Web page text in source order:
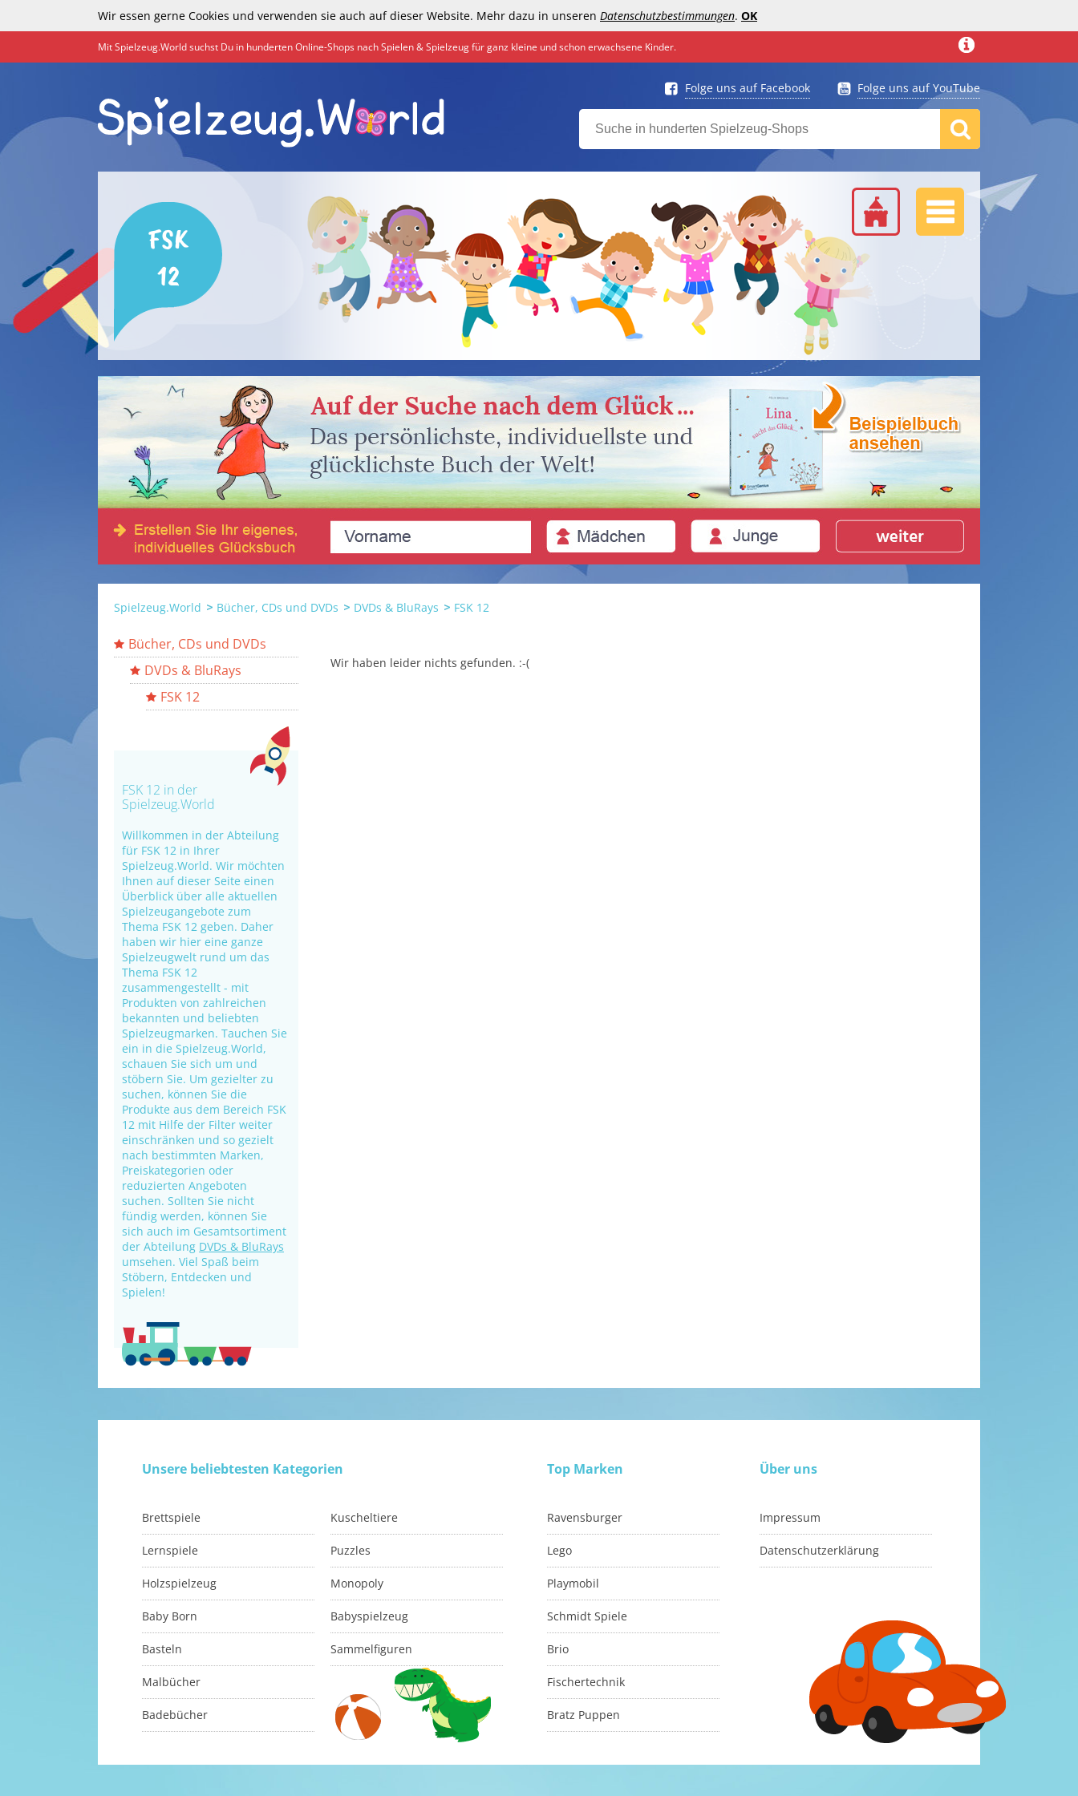
Wir essen gerne Cookies und verwenden sie auch auf dieser Website. Mehr dazu in unseren Datenschutzbestimmungen. OK
Mit Spielzeug.World suchst Du in hunderten Online-Shops nach Spielen & Spielzeug für ganz kleine und schon erwachsene Kinder.
Folge uns auf Facebook Folge uns auf YouTube
FSK
12
Spielzeug.World Bücher, CDs und DVDs DVDs & BluRays FSK 12
Bücher, CDs und DVDs
DVDs & BluRays
FSK 12
FSK 12 in der
Spielzeug.World
Willkommen in der Abteilung
für FSK 12 in Ihrer
Spielzeug.World. Wir möchten
Ihnen auf dieser Seite einen
Überblick über alle aktuellen
Spielzeugangebote zum
Thema FSK 12 geben. Daher
haben wir hier eine ganze
Spielzeugwelt rund um das
Thema FSK 12
zusammengestellt - mit
Produkten von zahlreichen
bekannten und beliebten
Spielzeugmarken. Tauchen Sie
ein in die Spielzeug.World,
schauen Sie sich um und
stöbern Sie. Um gezielter zu
suchen, können Sie die
Produkte aus dem Bereich FSK
12 mit Hilfe der Filter weiter
einschränken und so gezielt
nach bestimmten Marken,
Preiskategorien oder
reduzierten Angeboten
suchen. Sollten Sie nicht
fündig werden, können Sie
sich auch im Gesamtsortiment
der Abteilung DVDs & BluRays
umsehen. Viel Spaß beim
Stöbern, Entdecken und
Spielen!
Wir haben leider nichts gefunden. :-(
Über uns
Impressum
Datenschutzerklärung
Unsere beliebtesten Kategorien
Brettspiele Kuscheltiere
Lernspiele Puzzles
Holzspielzeug Monopoly
Baby Born Babyspielzeug
Basteln Sammelfiguren
Malbücher
Badebücher
Top Marken
Ravensburger
Lego
Playmobil
Schmidt Spiele
Brio
Fischertechnik
Bratz Puppen